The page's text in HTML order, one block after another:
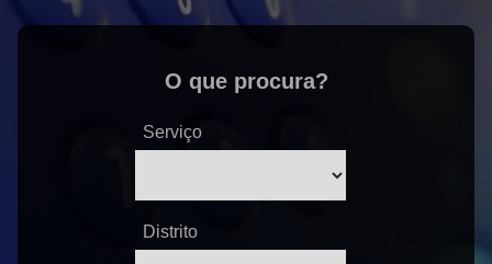
O que procura?
Serviço
Distrito